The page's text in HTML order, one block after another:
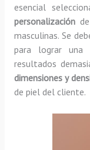
esencial
personalizaciónde
masculinas. Se
para lograr una
resultados
dimensiones y
de piel del cliente.